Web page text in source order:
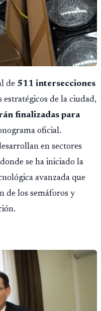
de 511 intersecciones
de la ciudad,
finalizadas para
oficial.
en sectores
se ha iniciado la
avanzada que
de los semáforos y